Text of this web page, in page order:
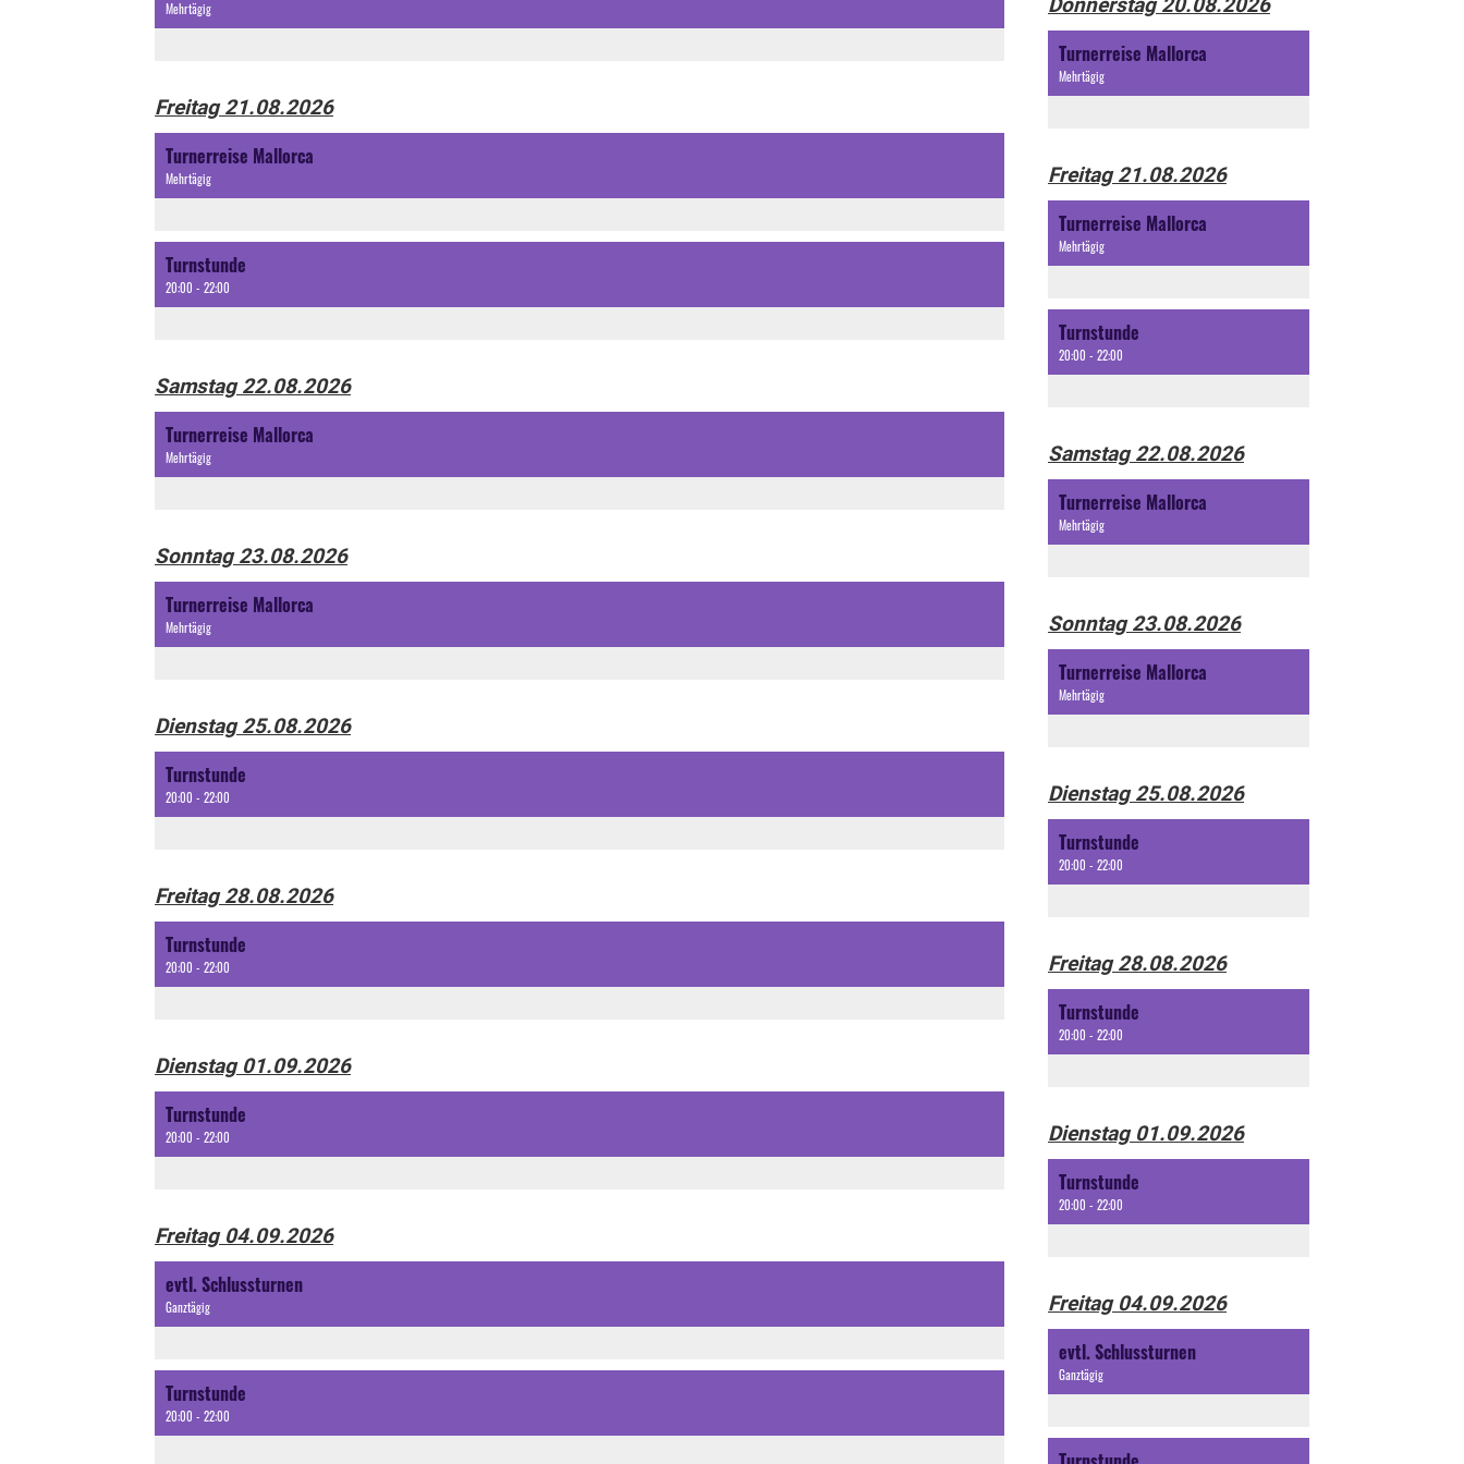
Mehrtägig
Freitag 21.08.2026
Turnerreise Mallorca
Mehrtägig
Turnstunde
20:00 - 22:00
Samstag 22.08.2026
Turnerreise Mallorca
Mehrtägig
Sonntag 23.08.2026
Turnerreise Mallorca
Mehrtägig
Dienstag 25.08.2026
Turnstunde
20:00 - 22:00
Freitag 28.08.2026
Turnstunde
20:00 - 22:00
Dienstag 01.09.2026
Turnstunde
20:00 - 22:00
Freitag 04.09.2026
evtl. Schlussturnen
Ganztägig
Turnstunde
20:00 - 22:00
Turnerreise Mallorca
Mehrtägig
Freitag 21.08.2026
Turnerreise Mallorca
Mehrtägig
Turnstunde
20:00 - 22:00
Samstag 22.08.2026
Turnerreise Mallorca
Mehrtägig
Sonntag 23.08.2026
Turnerreise Mallorca
Mehrtägig
Dienstag 25.08.2026
Turnstunde
20:00 - 22:00
Freitag 28.08.2026
Turnstunde
20:00 - 22:00
Dienstag 01.09.2026
Turnstunde
20:00 - 22:00
Freitag 04.09.2026
evtl. Schlussturnen
Ganztägig